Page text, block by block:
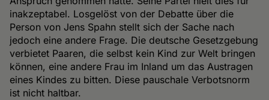
inakzeptabel. Losgelöst von der Debatte über die
Person von Jens Spahn stellt sich der Sache nach
jedoch eine andere Frage. Die deutsche Gesetzgebung
verbietet Paaren, die selbst kein Kind zur Welt bringen
können, eine andere Frau im Inland um das Austragen
eines Kindes zu bitten. Diese pauschale Verbotsnorm
ist nicht haltbar.